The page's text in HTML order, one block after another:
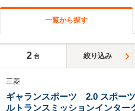
一覧から探す
2 台 絞り込み
三菱
ギャランスポーツ 2.0 スポー
ルトランスミッションインタ